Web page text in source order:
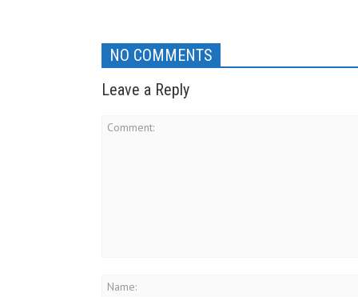
NO COMMENTS
Leave a Reply